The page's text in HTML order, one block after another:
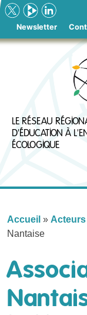
Skip
to
Newsletter
LE RÉSEAU
D'ÉDUCATION À
ÉCOLOGIQUE
Accueil »
Nantaise